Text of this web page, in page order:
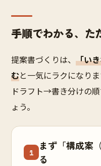
手順でわかる、た
提案書づくりは、 「い
むと一気にラクになり
ドラフト→書き分けの
ょう。
1
まず「構成案
る